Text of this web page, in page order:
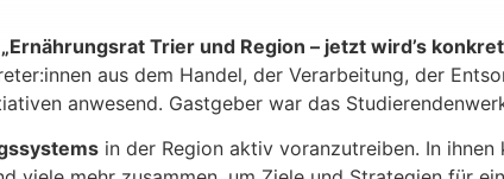
Trier und Region – jetzt wird’s
aus dem Handel, der Verarbeitung, der
anwesend. Gastgeber war das
in der Region aktiv voranzutreiben. In ihnen